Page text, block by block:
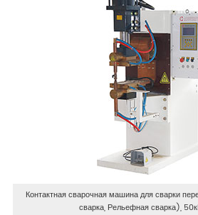
Контактная сварочная машина для сварки
сварка, Рельефная сварка),